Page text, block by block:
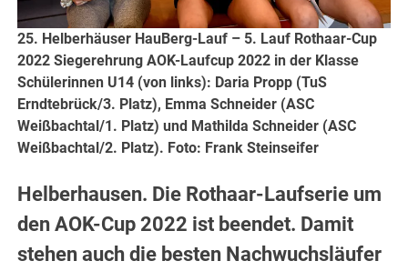
25. Helberhäuser HauBerg-Lauf – 5. Lauf Rothaar-Cup
2022 Siegerehrung AOK-Laufcup 2022 in der Klasse
Schülerinnen U14 (von links): Daria Propp (TuS
Erndtebrück/3. Platz), Emma Schneider (ASC
Weißbachtal/1. Platz) und Mathilda Schneider (ASC
Weißbachtal/2. Platz). Foto: Frank Steinseifer
Helberhausen. Die Rothaar-Laufserie um
den AOK-Cup 2022 ist beendet. Damit
stehen auch die besten Nachwuchsläufer